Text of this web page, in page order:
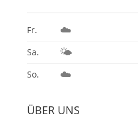
Fr. ☁️
Sa.
🌤️
So.
☁️
ÜBER UNS